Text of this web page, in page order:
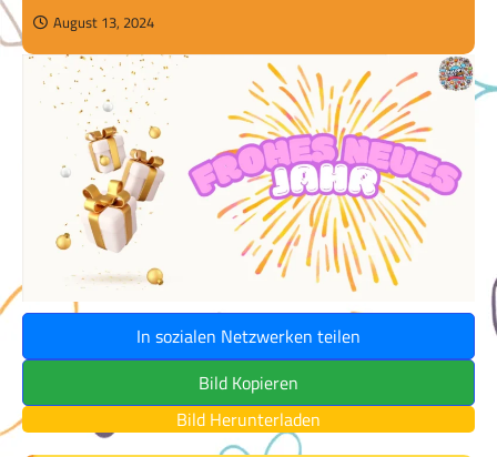
August 13, 2024
In sozialen Netzwerken teilen
Bild Kopieren
Bild Herunterladen